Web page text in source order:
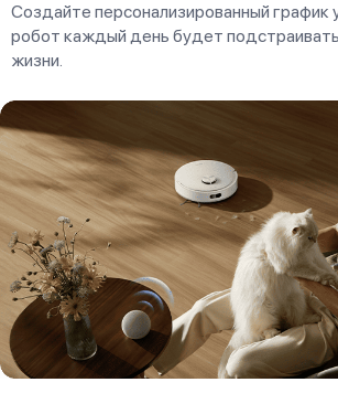
Создайте персонализированный график
робот каждый день будет
жизни.